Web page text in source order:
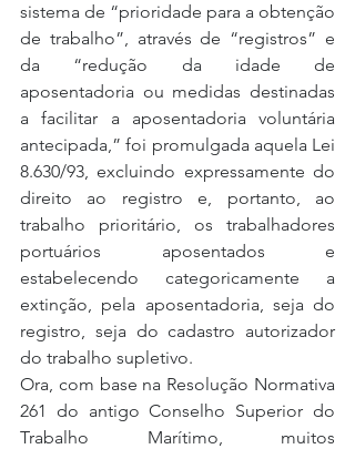
sistema de “prioridade para a obtenção
de trabalho”, através de “registros” e
da “redução da idade de
aposentadoria ou medidas destinadas
a facilitar a aposentadoria voluntária
antecipada,” foi promulgada aquela Lei
8.630/93, excluindo expressamente do
direito ao registro e, portanto, ao
trabalho prioritário, os trabalhadores
portuários aposentados e
estabelecendo categoricamente a
extinção, pela aposentadoria, seja do
registro, seja do cadastro autorizador
do trabalho supletivo.
Ora, com base na Resolução Normativa
261 do antigo Conselho Superior do
Trabalho Marítimo, muitos